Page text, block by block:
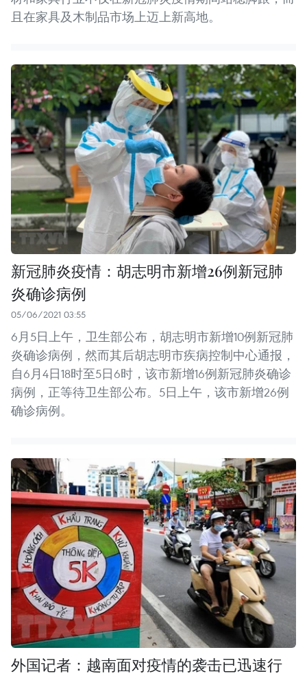
且在家具及木制品市场上迈上新高地。
新冠肺炎疫情：胡志明市新增26例新冠肺
炎确诊病例
05/06/2021 03:55
6月5日上午，卫生部公布，胡志明市新增10例新冠肺
炎确诊病例，然而其后胡志明市疾病控制中心通报，
自6月4日18时至5日6时，该市新增16例新冠肺炎确诊
病例，正等待卫生部公布。5日上午，该市新增26例
确诊病例。
外国记者：越南面对疫情的袭击已迅速行